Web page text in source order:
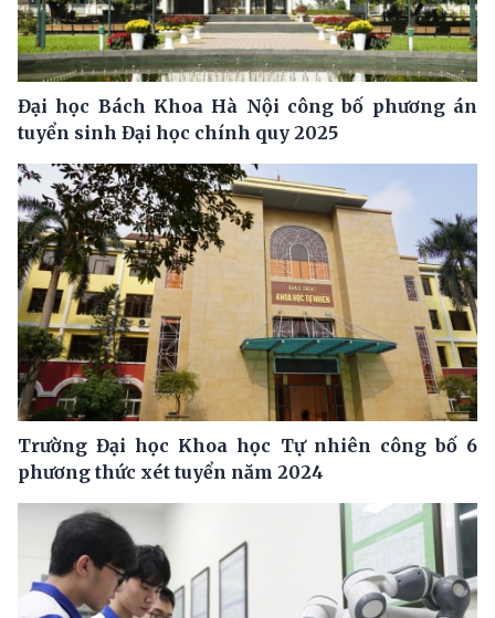
Đại học Bách Khoa Hà Nội công bố phương án
tuyển sinh Đại học chính quy 2025
Trường Đại học Khoa học Tự nhiên công bố 6
phương thức xét tuyển năm 2024